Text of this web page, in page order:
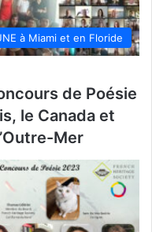
à Miami et en Floride
de Poésie
le Canada et
Mer